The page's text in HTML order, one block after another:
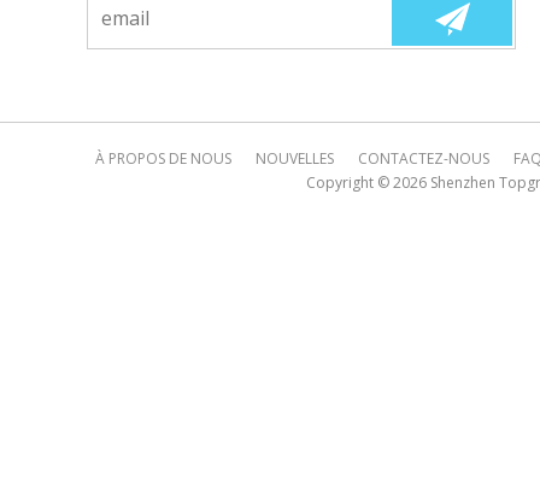
À PROPOS DE NOUS NOUVELLES CONTACTEZ-NOUS
Copyright © 2026 Shenzhen